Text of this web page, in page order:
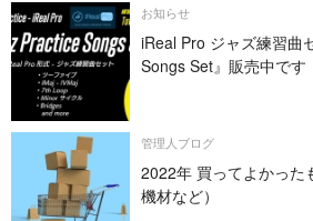
お知らせ
iReal Pro ジャズ練習曲
Songs Set』販売中です
管理人ブログ
2022年 買ってよかっ
機材など）